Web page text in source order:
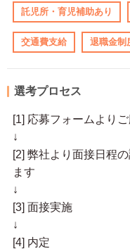
託児所・育児補助あり
交通費支給 退職金制
選考プロセス
[1] 応募フォームより
↓
[2] 弊社より面接日程
ます
↓
[3] 面接実施
↓
[4] 内定